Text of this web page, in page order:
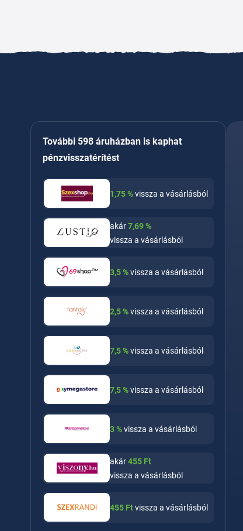
További 598 áruházban is kaphat
pénzvisszatérítést
1,75%vissza a vásárlásból
akár7,69%
vissza a vásárlásból
3,5%vissza a vásárlásból
2,5%vissza a vásárlásból
7,5%vissza a vásárlásból
7,5%vissza a vásárlásból
3%vissza a vásárlásból
akár455 Ft
vissza a vásárlásból
455 Ftvissza a vásárlásból